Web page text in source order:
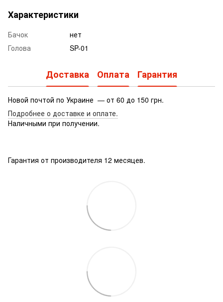
Характеристики
Бачок
нет
Голова
SP-01
Доставка Оплата Гарантия
Новой почтой по Украине — от 60 до 150 грн.
Подробнее о доставке и оплате.
Наличными при получении.
Гарантия от производителя 12 месяцев.